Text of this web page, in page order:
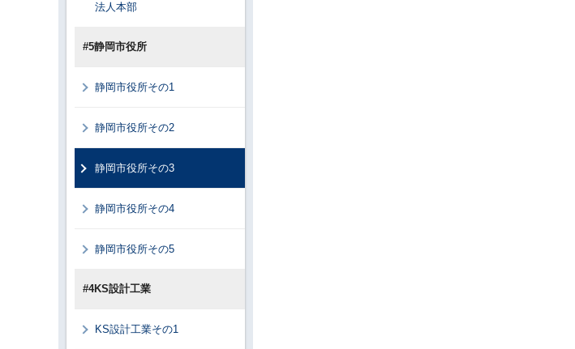
法人本部
#5静岡市役所
静岡市役所その1
静岡市役所その2
静岡市役所その3
静岡市役所その4
静岡市役所その5
#4KS設計工業
KS設計工業その1